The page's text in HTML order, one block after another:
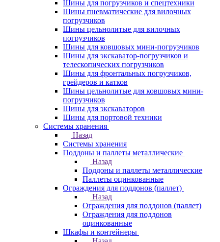
Шины для погрузчиков и спецтехники
Шины пневматические для вилочных
погрузчиков
Шины цельнолитые для вилочных
погрузчиков
Шины для ковшовых мини-погрузчиков
Шины для экскаватор-погрузчиков и
телескопических погрузчиков
Шины для фронтальных погрузчиков,
грейдеров и катков
Шины цельнолитые для ковшовых мини-
погрузчиков
Шины для экскаваторов
Шины для портовой техники
Системы хранения
Назад
Системы хранения
Поддоны и паллеты металлические
Назад
Поддоны и паллеты металлические
Паллеты оцинкованные
Ограждения для поддонов (паллет)
Назад
Ограждения для поддонов (паллет)
Ограждения для поддонов
оцинкованные
Шкафы и контейнеры